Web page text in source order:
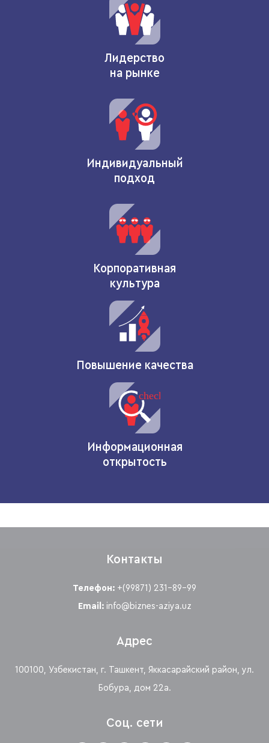
Лидерство
на рынке
Индивидуальный
подход
Корпоративная
культура
Повышение качества
Информационная
открытость
Контакты
Телефон: +(99871) 231-89-99
Email: info@biznes-aziya.uz
Адрес
100100, Узбекистан, г. Ташкент, Яккасарайский район, ул.
Бобура, дом 22а.
Соц. сети